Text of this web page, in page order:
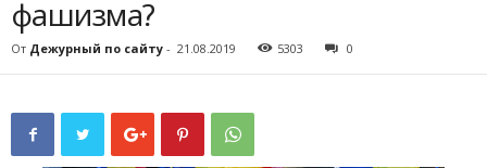
фашизма?
От Дежурный по сайту - 21.08.2019 5303 0